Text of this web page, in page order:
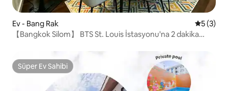
Ev - Bang Rak 55 (3)
【Bangkok Silom】 BTS St. Louis İstasyonu'na 2 dakika
otopark yakın IconSiam | Dört Yüz Buda Tanger Caddesi
Süper Ev Sahibi
Süper Ev Sahibi